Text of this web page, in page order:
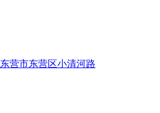
东营市东营区小清河路